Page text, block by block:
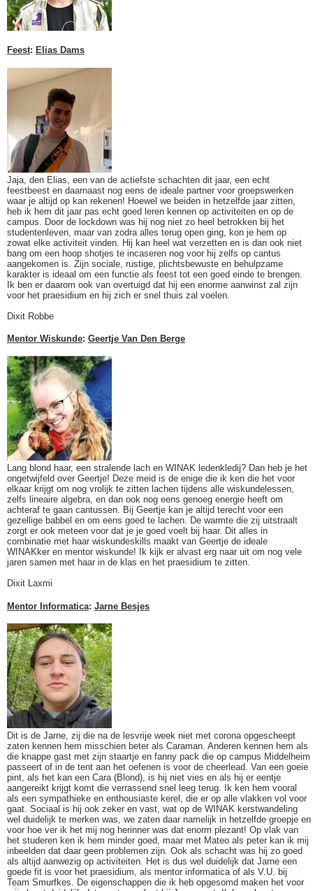
Feest: Elias Dams
Jaja, den Elias, een van de actiefste schachten dit jaar, een echt
feestbeest en daarnaast nog eens de ideale partner voor groepswerken
waar je altijd op kan rekenen! Hoewel we beiden in hetzelfde jaar zitten,
heb ik hem dit jaar pas echt goed leren kennen op activiteiten en op de
campus. Door de lockdown was hij nog niet zo heel betrokken bij het
studentenleven, maar van zodra alles terug open ging, kon je hem op
zowat elke activiteit vinden. Hij kan heel wat verzetten en is dan ook niet
bang om een hoop shotjes te incaseren nog voor hij zelfs op cantus
aangekomen is. Zijn sociale, rustige, plichtsbewuste en behulpzame
karakter is ideaal om een functie als feest tot een goed einde te brengen.
Ik ben er daarom ook van overtuigd dat hij een enorme aanwinst zal zijn
voor het praesidium en hij zich er snel thuis zal voelen.
Dixit Robbe
Mentor Wiskunde: Geertje Van Den Berge
Lang blond haar, een stralende lach en WINAK ledenkledij? Dan heb je het
ongetwijfeld over Geertje! Deze meid is de enige die ik ken die het voor
elkaar krijgt om nog vrolijk te zitten lachen tijdens alle wiskundelessen,
zelfs lineaire algebra, en dan ook nog eens genoeg energie heeft om
achteraf te gaan cantussen. Bij Geertje kan je altijd terecht voor een
gezellige babbel en om eens goed te lachen. De warmte die zij uitstraalt
zorgt er ook meteen voor dat je je goed voelt bij haar. Dit alles in
combinatie met haar wiskundeskills maakt van Geertje de ideale
WINAKker en mentor wiskunde! Ik kijk er alvast erg naar uit om nog vele
jaren samen met haar in de klas en het praesidium te zitten.
Dixit Laxmi
Mentor Informatica: Jarne Besjes
Dit is de Jarne, zij die na de lesvrije week niet met corona opgescheept
zaten kennen hem misschien beter als Caraman. Anderen kennen hem als
die knappe gast met zijn staartje en fanny pack die op campus Middelheim
passeert of in de tent aan het oefenen is voor de cheerlead. Van een goeie
pint, als het kan een Cara (Blond), is hij niet vies en als hij er eentje
aangereikt krijgt komt die verrassend snel leeg terug. Ik ken hem vooral
als een sympathieke en enthousiaste kerel, die er op alle vlakken vol voor
gaat. Sociaal is hij ook zeker en vast, wat op de WINAK kerstwandeling
wel duidelijk te merken was, we zaten daar namelijk in hetzelfde groepje en
voor hoe ver ik het mij nog herinner was dat enorm plezant! Op vlak van
het studeren ken ik hem minder goed, maar met Mateo als peter kan ik mij
inbeelden dat daar geen problemen zijn. Ook als schacht was hij zo goed
als altijd aanwezig op activiteiten. Het is dus wel duidelijk dat Jarne een
goede fit is voor het praesidium, als mentor informatica of als V.U. bij
Team Smurfkes. De eigenschappen die ik heb opgesomd maken het voor